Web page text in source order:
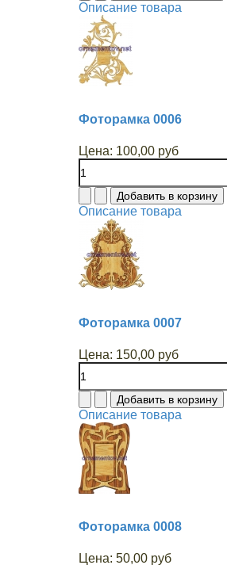
Описание товара
Фоторамка 0006
Цена: 100,00 руб
Описание товара
Фоторамка 0007
Цена: 150,00 руб
Описание товара
Фоторамка 0008
Цена: 50,00 руб